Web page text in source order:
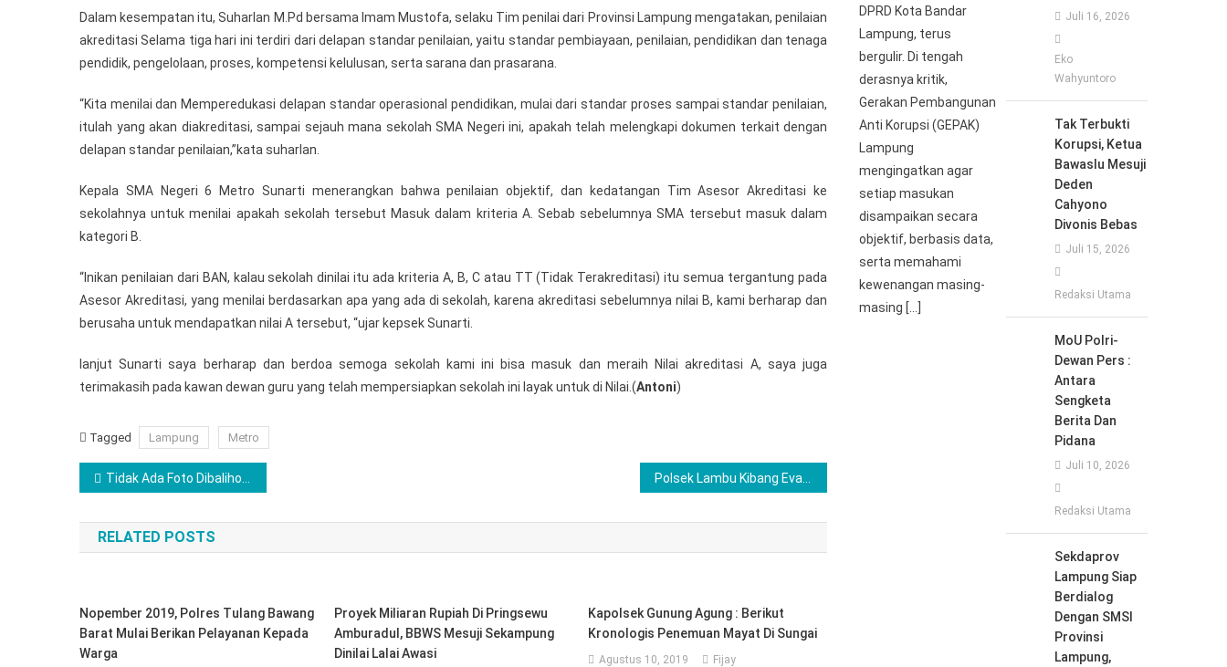
N
6
Kota
Dalam kesempatan itu, Suharlan M.Pd bersama Imam Mustofa, selaku Tim penilai dari Provinsi Lampung mengatakan, penilaian
akreditasi Selama tiga hari ini terdiri dari delapan standar penilaian, yaitu standar pembiayaan, penilaian, pendidikan dan tenaga
pendidik, pengelolaan, proses, kompetensi kelulusan, serta sarana dan prasarana.
“Kita menilai dan Memperedukasi delapan standar operasional pendidikan, mulai dari standar proses sampai standar penilaian,
itulah yang akan diakreditasi, sampai sejauh mana sekolah SMA Negeri ini, apakah telah melengkapi dokumen terkait dengan
delapan standar penilaian,”kata suharlan.
Kepala SMA Negeri 6 Metro Sunarti menerangkan bahwa penilaian objektif, dan kedatangan Tim Asesor Akreditasi ke
sekolahnya untuk menilai apakah sekolah tersebut Masuk dalam kriteria A. Sebab sebelumnya SMA tersebut masuk dalam
kategori B.
“Inikan penilaian dari BAN, kalau sekolah dinilai itu ada kriteria A, B, C atau TT (Tidak Terakreditasi) itu semua tergantung pada
Asesor Akreditasi, yang menilai berdasarkan apa yang ada di sekolah, karena akreditasi sebelumnya nilai B, kami berharap dan
berusaha untuk mendapatkan nilai A tersebut, “ujar kepsek Sunarti.
lanjut Sunarti saya berharap dan berdoa semoga sekolah kami ini bisa masuk dan meraih Nilai akreditasi A, saya juga
terimakasih pada kawan dewan guru yang telah mempersiapkan sekolah ini layak untuk di Nilai.(Antoni)
Tagged Lampung Metro
Navigasi
pos
Tidak Ada Foto Dibaliho, Wakil Walikota Metro Kecewa
RELATED POSTS
Nopember 2019, Polres Tulang Bawang
Barat Mulai Berikan Pelayanan Kepada
Warga
Proyek Miliaran Rupiah Di Pringsewu
Amburadul, BBWS Mesuji Sekampung
Dinilai Lalai Awasi
Kapolsek Gunung Agung : Berikut
Kronologis Penemuan Mayat Di Sungai
Agustus 10, 2019 Fijay
DPRD Kota Bandar
Lampung, terus
bergulir. Di tengah
derasnya kritik,
Gerakan Pembangunan
Anti Korupsi (GEPAK)
Lampung
mengingatkan agar
setiap masukan
disampaikan secara
objektif, berbasis data,
serta memahami
kewenangan masing-
masing […]
Juli 16, 2026
Eko
Wahyuntoro
Tak Terbukti
Korupsi, Ketua
Bawaslu Mesuji
Deden
Cahyono
Divonis Bebas
Juli 15, 2026
Redaksi Utama
MoU Polri-
Dewan Pers :
Antara
Sengketa
Berita Dan
Pidana
Juli 10, 2026
Redaksi Utama
Sekdaprov
Lampung Siap
Berdialog
Dengan SMSI
Provinsi
Lampung,